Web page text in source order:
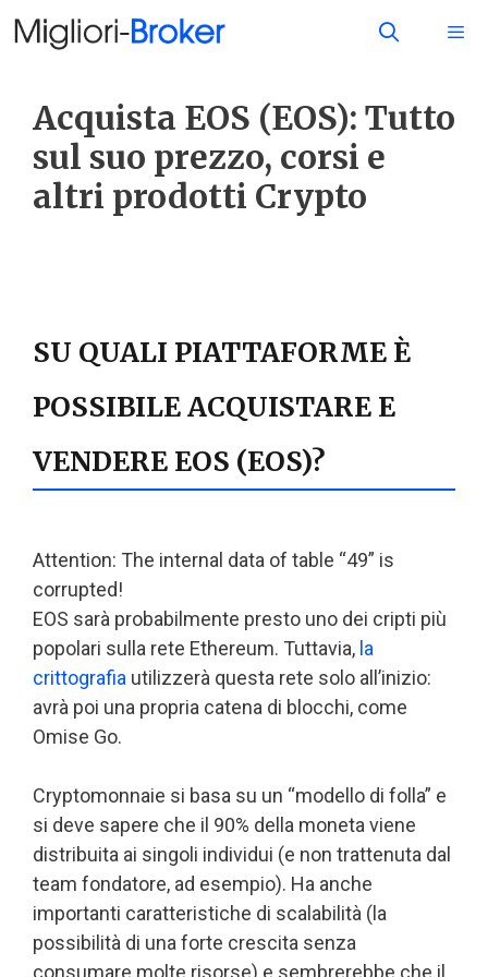
Acquista EOS (EOS): Tutto
sul suo prezzo, corsi e
altri prodotti Crypto
SU QUALI PIATTAFORME È
POSSIBILE ACQUISTARE E
VENDERE EOS (EOS)?
Attention: The internal data of table “49” is
corrupted!
EOS sarà probabilmente presto uno dei cripti più
popolari sulla rete Ethereum. Tuttavia, la
crittografia utilizzerà questa rete solo all’inizio:
avrà poi una propria catena di blocchi, come
Omise Go.
Cryptomonnaie si basa su un “modello di folla” e
si deve sapere che il 90% della moneta viene
distribuita ai singoli individui (e non trattenuta dal
team fondatore, ad esempio). Ha anche
importanti caratteristiche di scalabilità (la
possibilità di una forte crescita senza
consumare molte risorse) e sembrerebbe che il